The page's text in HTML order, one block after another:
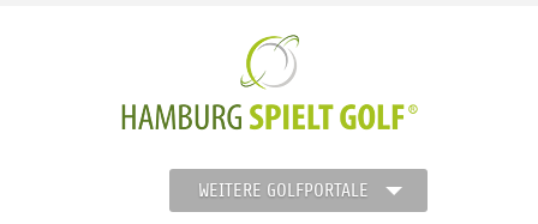
WEITERE GOLFPORTALE